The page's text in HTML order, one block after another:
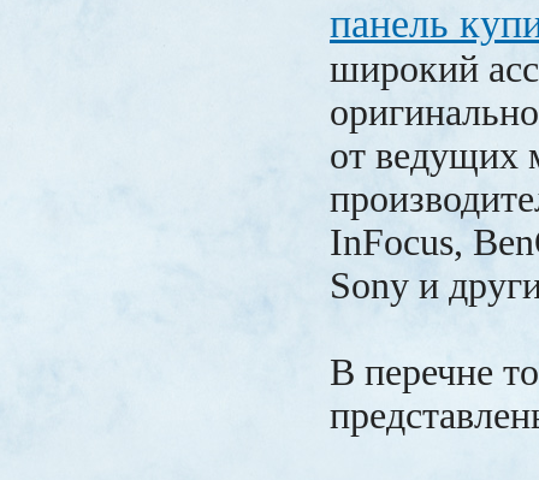
панель
широкий
от ведущих
InFocus,
Sony и
В перечне